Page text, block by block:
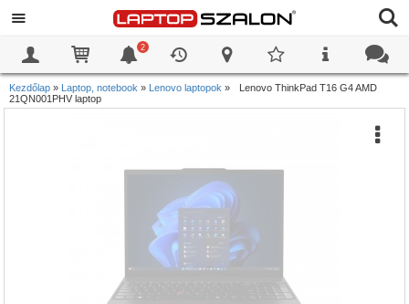
2
Kezdőlap » Laptop, notebook » Lenovo laptopok »
Lenovo ThinkPad T16 G4 AMD
21QN001PHV laptop
0
0